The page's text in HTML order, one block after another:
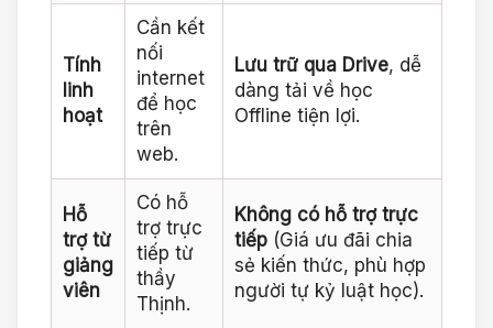
Tính
linh
hoạt
Cần kết
nối
internet
để học
trên
web.
Lưu trữ qua Drive, dễ
dàng tải về học
Offline tiện lợi.
Hỗ
trợ từ
giảng
viên
Có hỗ
trợ trực
tiếp từ
thầy
Thịnh.
Không có hỗ trợ trực
tiếp (Giá ưu đãi chia
sẻ kiến thức, phù hợp
người tự kỷ luật học).